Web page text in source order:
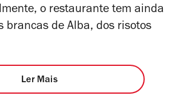
o restaurante tem ainda
brancas de Alba, dos risotos
Ler Mais